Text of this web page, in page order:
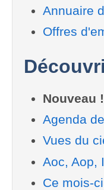
Annuaire
Offres
Nouveau !
Agenda
Vues du
Aoc, Aop,
Ce mois-